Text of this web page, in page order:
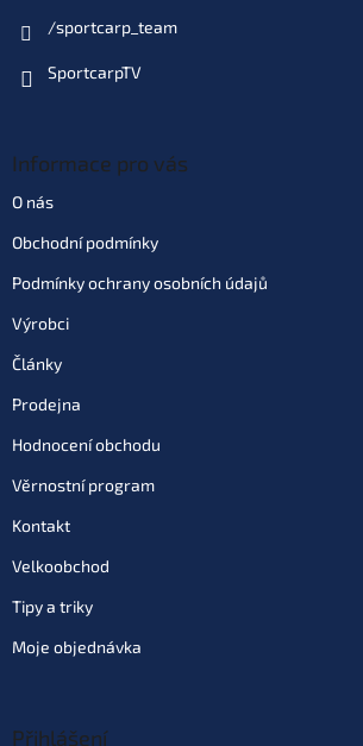
/sportcarp_team
SportcarpTV
Informace pro vás
O nás
Obchodní podmínky
Podmínky ochrany osobních údajů
Výrobci
Články
Prodejna
Hodnocení obchodu
Věrnostní program
Kontakt
Velkoobchod
Tipy a triky
Moje objednávka
Přihlášení